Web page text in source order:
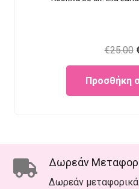
€25.00
Προσθήκη
Δωρεάν
Δωρεάν